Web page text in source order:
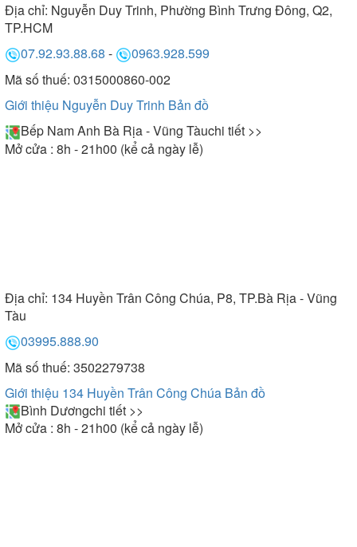
Địa chỉ: Nguyễn Duy Trinh, Phường Bình Trưng Đông, Q2,
TP.HCM
07.92.93.88.68 -
0963.928.599
Mã số thuế: 0315000860-002
Giới thiệu Nguyễn Duy Trinh Bản đồ
Bếp Nam Anh Bà Rịa - Vũng Tàuchi tiết >>
Mở cửa : 8h - 21h00 (kể cả ngày lễ)
Địa chỉ: 134 Huyền Trân Công Chúa, P8, TP.Bà Rịa - Vũng
Tàu
03995.888.90
Mã số thuế: 3502279738
Giới thiệu 134 Huyền Trân Công Chúa Bản đồ
Bình Dươngchi tiết >>
Mở cửa : 8h - 21h00 (kể cả ngày lễ)